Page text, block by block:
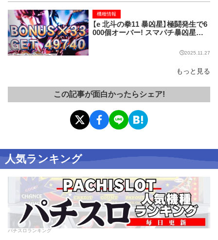
【e 北斗の拳11 暴凶星】極闘発生で6
000個オーバー! スマパチ暴凶星の
機種情報
2025.11.27
もっと見る
この記事が面白かったらシェア!
人気ランキング
パチスロランキング